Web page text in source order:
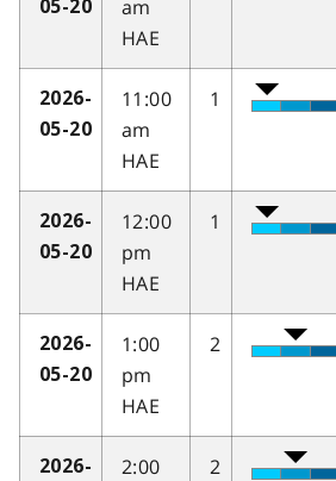
05-20
am
HAE
2026-
05-20
11:00
am
HAE
1
2026-
05-20
12:00
pm
HAE
1
2026-
05-20
1:00
pm
HAE
2
2026-
2:00
2